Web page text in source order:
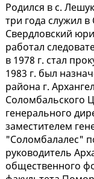
Родился в с.
три года служил
Свердловский
работал
в 1978 г. стал
1983 г. был
района г.
Соломбальского
генерального
заместителем
"Соломбалалес"
руководитель
общественного